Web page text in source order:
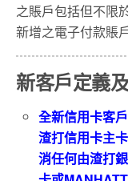
之賬戶包括但不限
新增之電子付款賬
新客戶定義
全新信用卡客
渣打信用卡主
消任何由渣打